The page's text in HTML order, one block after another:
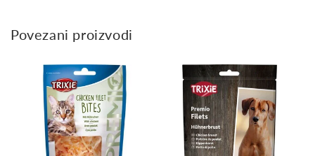
Povezani proizvodi